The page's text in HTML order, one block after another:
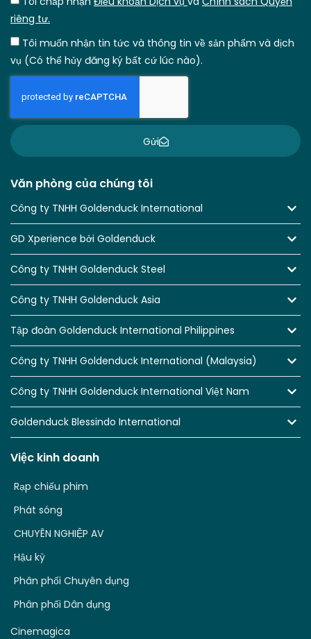
Văn phòng của chúng tôi
Công ty TNHH Goldenduck International
GD Xperience bởi Goldenduck
Công ty TNHH Goldenduck Steel
Công ty TNHH Goldenduck Asia
Tập đoàn Goldenduck International Philippines
Công ty TNHH Goldenduck International (Malaysia)
Công ty TNHH Goldenduck International Việt Nam
Goldenduck Blessindo International
Việc kinh doanh
Phân phối Dân dụng
Phân phối Chuyên dụng
Hậu kỳ
CHUYÊN NGHIỆP AV
Phát sóng
Rạp chiếu phim
Cinemagica
riêng tư.
Tôi muốn nhận tin tức và thông tin về sản phẩm và dịch
vụ (Có thể hủy đăng ký bất cứ lúc nào).
Gửi